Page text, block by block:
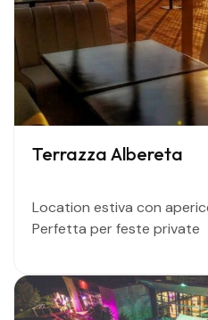
Terrazza Albereta
Location estiva con
Perfetta per feste private